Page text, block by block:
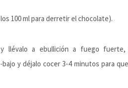
100 ml para derretir el chocolate).
a ebullición a fuego fuerte,
y déjalo cocer 3-4 minutos para